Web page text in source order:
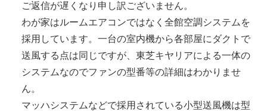
ご返信が遅くなり申し訳ございません。
わが家はルームエアコンではなく全館空調システムを
採用しています。一台の室内機から各部屋にダクトで
送風する点は同じですが、東芝キヤリアによる一体の
システムなのでファンの型番等の詳細はわかりませ
ん。
マッハシステムなどで採用されている小型送風機は型